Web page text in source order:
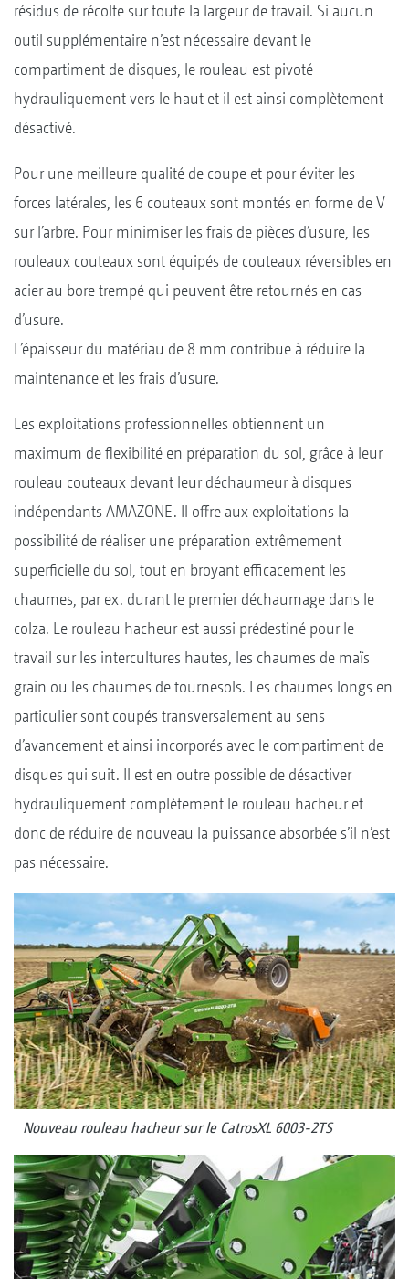
résidus de récolte sur toute la largeur de travail. Si aucun
outil supplémentaire n’est nécessaire devant le
compartiment de disques, le rouleau est pivoté
hydrauliquement vers le haut et il est ainsi complètement
désactivé.
Pour une meilleure qualité de coupe et pour éviter les
forces latérales, les 6 couteaux sont montés en forme de V
sur l’arbre. Pour minimiser les frais de pièces d’usure, les
rouleaux couteaux sont équipés de couteaux réversibles en
acier au bore trempé qui peuvent être retournés en cas
d’usure.
L’épaisseur du matériau de 8 mm contribue à réduire la
maintenance et les frais d’usure.
Les exploitations professionnelles obtiennent un
maximum de flexibilité en préparation du sol, grâce à leur
rouleau couteaux devant leur déchaumeur à disques
indépendants AMAZONE. Il offre aux exploitations la
possibilité de réaliser une préparation extrêmement
superficielle du sol, tout en broyant efficacement les
chaumes, par ex. durant le premier déchaumage dans le
colza. Le rouleau hacheur est aussi prédestiné pour le
travail sur les intercultures hautes, les chaumes de maïs
grain ou les chaumes de tournesols. Les chaumes longs en
particulier sont coupés transversalement au sens
d’avancement et ainsi incorporés avec le compartiment de
disques qui suit. Il est en outre possible de désactiver
hydrauliquement complètement le rouleau hacheur et
donc de réduire de nouveau la puissance absorbée s’il n’est
pas nécessaire.
Nouveau rouleau hacheur sur le CatrosXL 6003-2TS